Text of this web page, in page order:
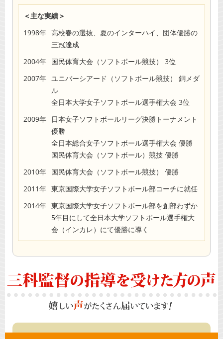
＜主な実績＞
1998年 高校春の選抜、夏のインターハイ、団体優勝の
三冠達成
2004年 国民体育大会（ソフトボール競技） 3位
2007年 ユニバーシアード（ソフトボール競技） 銅メダ
ル
全日本大学女子ソフトボール選手権大会 3位
2009年
日本女子ソフトボールリーグ決勝トーナメント
優勝
全日本総合女子ソフトボール選手権大会 優勝
国民体育大会（ソフトボール）競技 優勝
2010年 国民体育大会（ソフトボール競技） 優勝
2011年 東京国際大学女子ソフトボール部コーチに就任
2014年 東京国際大学女子ソフトボール部を創部わずか
5年目にして全日本大学ソフトボール選手権大
会（インカレ）にて優勝に導く